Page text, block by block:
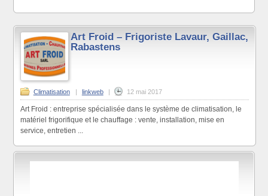
Art Froid – Frigoriste Lavaur, Gaillac,
Rabastens
Climatisation | linkweb | 12 mai 2017
Art Froid : entreprise spécialisée dans le système de climatisation, le
matériel frigorifique et le chauffage : vente, installation, mise en
service, entretien ...